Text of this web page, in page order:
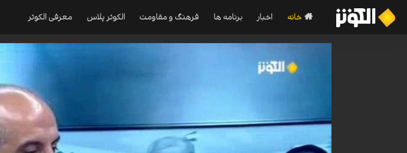
خانه اخبار برنامه ها فرهنگ و مقاومت الکوثر پلاس معرفی الکوثر